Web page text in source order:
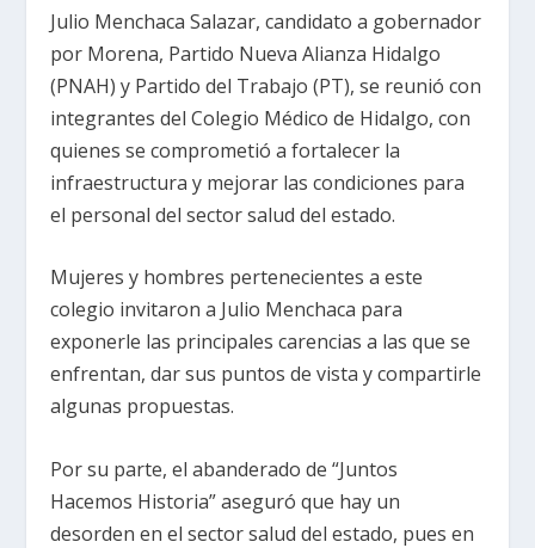
Julio Menchaca Salazar, candidato a gobernador
por Morena, Partido Nueva Alianza Hidalgo
(PNAH) y Partido del Trabajo (PT), se reunió con
integrantes del Colegio Médico de Hidalgo, con
quienes se comprometió a fortalecer la
infraestructura y mejorar las condiciones para
el personal del sector salud del estado.
Mujeres y hombres pertenecientes a este
colegio invitaron a Julio Menchaca para
exponerle las principales carencias a las que se
enfrentan, dar sus puntos de vista y compartirle
algunas propuestas.
Por su parte, el abanderado de “Juntos
Hacemos Historia” aseguró que hay un
desorden en el sector salud del estado, pues en